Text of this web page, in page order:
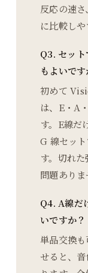
反応の速
に比較しや
Q3. セッ
もよいです
初めて
は、E・A
す。E線だ
G 線セッ
す。切れ
問題ありま
Q4. A線だ
いですか？
単品交換
せると、